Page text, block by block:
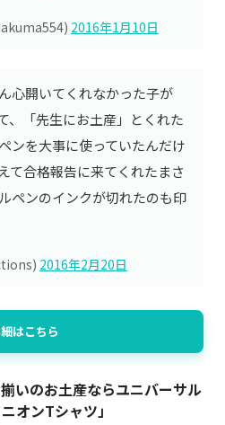
2016年1月10日
心開いてくれなかった子が
、「先生にお土産」とくれた
ンを大事に使っていたんだけ
て合格報告に来てくれたまさ
ペンのインクが切れたのも印
2016年2月20日
はこちら
いのお土産ならユニバーサル
オンTシャツ」